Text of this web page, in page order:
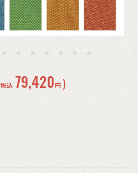
税込 79,420円 )